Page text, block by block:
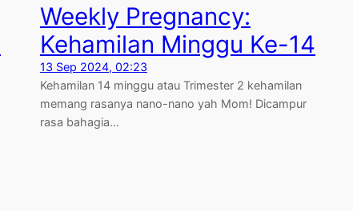
Weekly Pregnancy:
Kehamilan Minggu Ke-14
13 Sep 2024, 02:23
Kehamilan 14 minggu atau Trimester 2 kehamilan
memang rasanya nano-nano yah Mom! Dicampur
rasa bahagia…